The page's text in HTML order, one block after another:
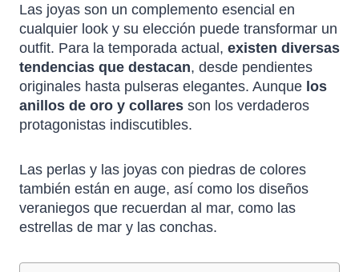
Las joyas son un complemento esencial en
cualquier look y su elección puede transformar un
outfit. Para la temporada actual, existen diversas
tendencias que destacan, desde pendientes
originales hasta pulseras elegantes. Aunque los
anillos de oro y collares son los verdaderos
protagonistas indiscutibles.
Las perlas y las joyas con piedras de colores
también están en auge, así como los diseños
veraniegos que recuerdan al mar, como las
estrellas de mar y las conchas.